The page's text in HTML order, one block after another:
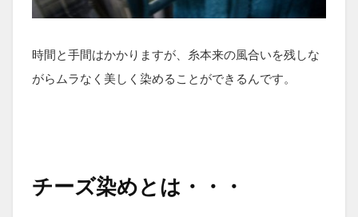
時間と手間はかかりますが、糸本来の風合いを残しな
がらムラなく美しく染めることができるんです。
チーズ染めとは・・・